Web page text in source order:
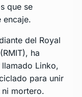
que se
encaje.
del Royal
ha
Linko,
para unir
mortero.